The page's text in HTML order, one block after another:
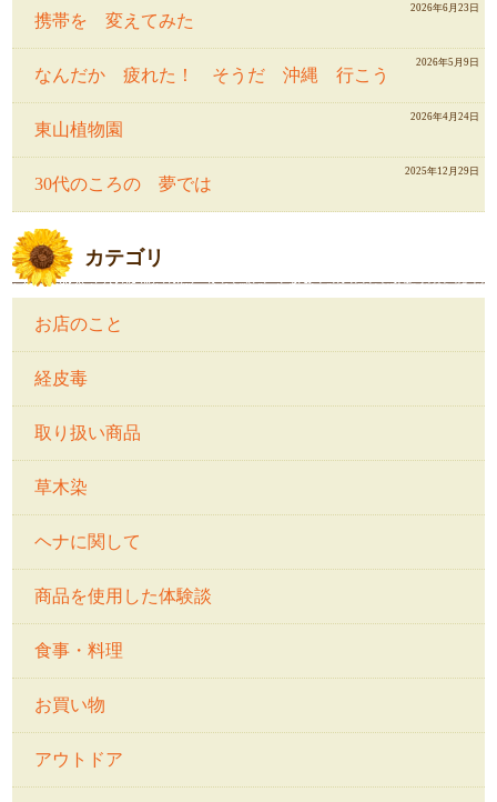
携帯を 変えてみた
2026年6月23日
なんだか 疲れた！ そうだ 沖縄 行こう
2026年5月9日
東山植物園
2026年4月24日
30代のころの 夢では
2025年12月29日
カテゴリ
お店のこと
経皮毒
取り扱い商品
草木染
ヘナに関して
商品を使用した体験談
食事・料理
お買い物
アウトドア